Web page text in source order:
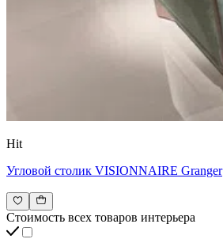
Hit
Угловой столик VISIONNAIRE Granger
Стоимость всех товаров интерьера